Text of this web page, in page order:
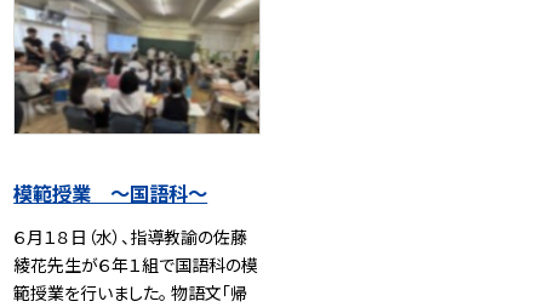
模範授業 ～国語科～
６月１８日（水）、指導教諭の佐藤
綾花先生が６年１組で国語科の模
範授業を行いました。 物語文「帰